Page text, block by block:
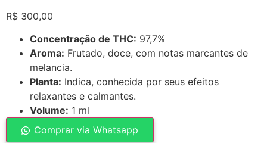
R$ 300,00
Concentração de THC: 97,7%
Aroma: Frutado, doce, com notas marcantes de
melancia.
Planta: Indica, conhecida por seus efeitos
relaxantes e calmantes.
Volume: 1 ml
Comprar via Whatsapp